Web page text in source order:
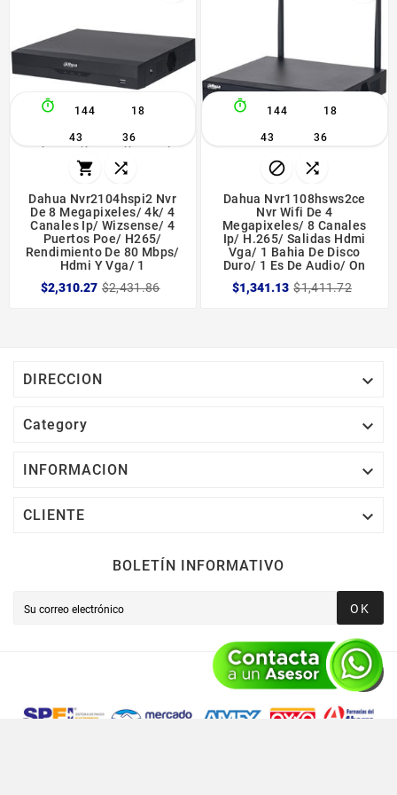
 144 18
43 36
 
Dahua Nvr2104hspi2 Nvr
De 8 Megapixeles/ 4k/ 4
Canales Ip/ Wizsense/ 4
Puertos Poe/ H265/
Rendimiento De 80 Mbps/
Hdmi Y Vga/ 1
$2,310.27 $2,431.86
 144 18
43 36
 
Dahua Nvr1108hsws2ce
Nvr Wifi De 4
Megapixeles/ 8 Canales
Ip/ H.265/ Salidas Hdmi
Vga/ 1 Bahia De Disco
Duro/ 1 Es De Audio/ On
$1,341.13 $1,411.72
DIRECCION 
Category 
INFORMACION 
CLIENTE 
BOLETÍN INFORMATIVO
OK